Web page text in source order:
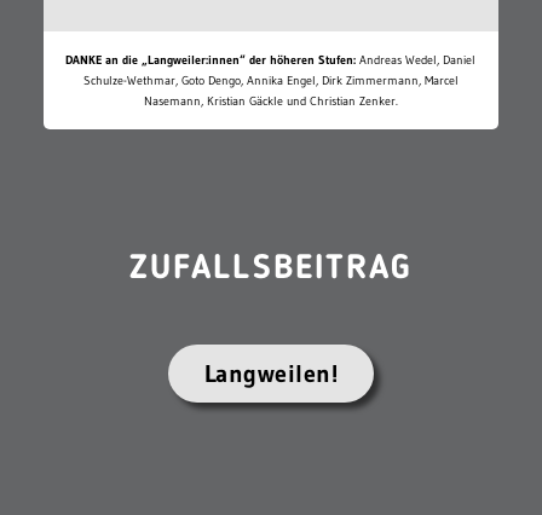
DANKE an die „Langweiler:innen“ der höheren Stufen: Andreas Wedel, Daniel
Schulze-Wethmar, Goto Dengo, Annika Engel, Dirk Zimmermann, Marcel
Nasemann, Kristian Gäckle und Christian Zenker.
ZUFALLSBEITRAG
Langweilen!